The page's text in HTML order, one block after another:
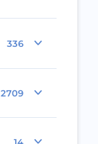
336
2709
14